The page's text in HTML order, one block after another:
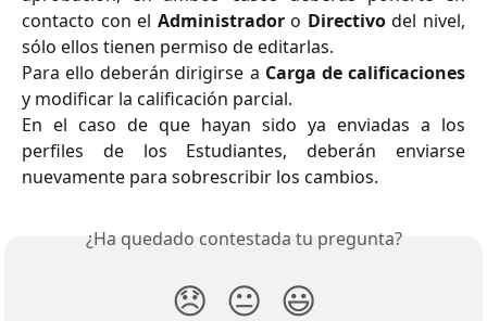
contacto con el Administradoro Directivodel nivel,
sólo ellos tienen permiso de editarlas.
Para ello deberán dirigirse a Carga de calificaciones
y modificar la calificación parcial.
En el caso de que hayan sido ya enviadas a los
perfiles de los Estudiantes, deberán enviarse
nuevamente para sobrescribir los cambios.
¿Ha quedado contestada tu pregunta?
😞 😐 😃